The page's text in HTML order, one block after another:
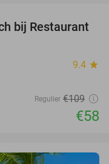
47%
bij Restaurant
9.4 star
Regulier €109
€58